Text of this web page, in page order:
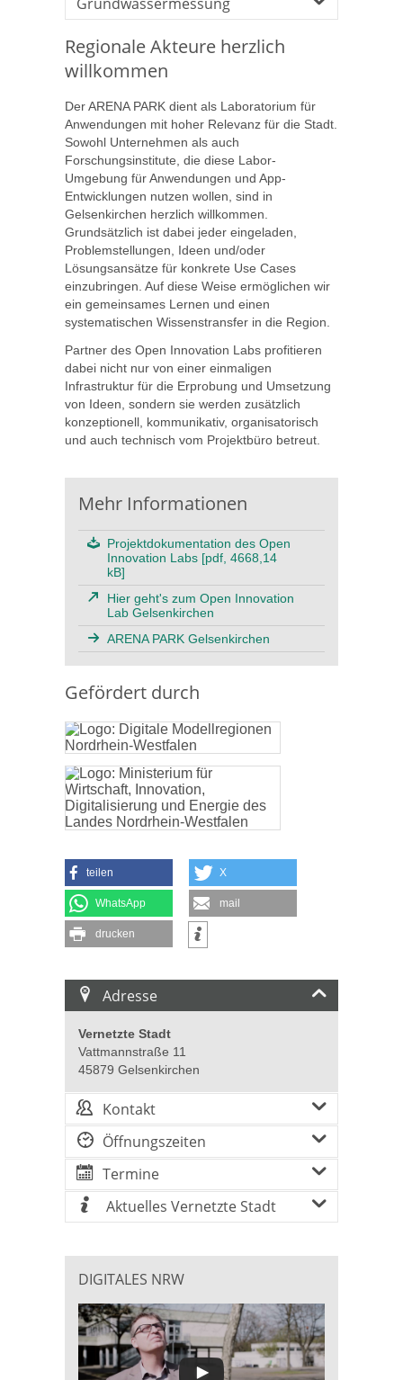
Regionale Akteure herzlich
willkommen
Der ARENA PARK dient als Laboratorium für
Anwendungen mit hoher Relevanz für die Stadt.
Sowohl Unternehmen als auch
Forschungsinstitute, die diese Labor-
Umgebung für Anwendungen und App-
Entwicklungen nutzen wollen, sind in
Gelsenkirchen herzlich willkommen.
Grundsätzlich ist dabei jeder eingeladen,
Problemstellungen, Ideen und/oder
Lösungsansätze für konkrete Use Cases
einzubringen. Auf diese Weise ermöglichen wir
ein gemeinsames Lernen und einen
systematischen Wissenstransfer in die Region.
Partner des Open Innovation Labs profitieren
dabei nicht nur von einer einmaligen
Infrastruktur für die Erprobung und Umsetzung
von Ideen, sondern sie werden zusätzlich
konzeptionell, kommunikativ, organisatorisch
und auch technisch vom Projektbüro betreut.
Mehr Informationen
Projektdokumentation des Open
Innovation Labs [pdf, 4668,14
kB]
Hier geht's zum Open Innovation
Lab Gelsenkirchen
ARENA PARK Gelsenkirchen
Gefördert durch
teilen X
WhatsApp mail
drucken
Adresse
Vernetzte Stadt
Vattmannstraße 11
45879 Gelsenkirchen
Kontakt
Öffnungszeiten
Termine
Aktuelles Vernetzte Stadt
DIGITALES NRW